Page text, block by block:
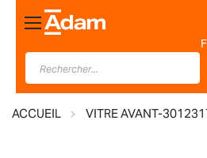
Basculer
la
navigation
ACCUEIL VITRE AVANT-